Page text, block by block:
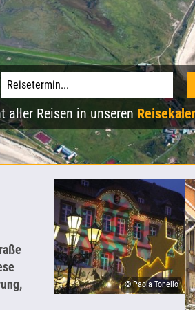
aller Reisen in unseren
© Paola Tonello